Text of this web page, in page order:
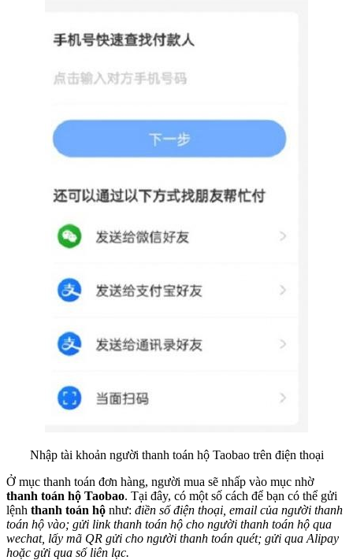
Nhập tài khoản người thanh toán hộ Taobao trên điện thoại
Ở mục thanh toán đơn hàng, người mua sẽ nhấp vào mục nhờ
thanh toán hộ Taobao. Tại đây, có một số cách để bạn có thể gửi
lệnh thanh toán hộ như: điền số điện thoại, email của người thanh
toán hộ vào; gửi link thanh toán hộ cho người thanh toán hộ qua
wechat, lấy mã QR gửi cho người thanh toán quét; gửi qua Alipay
hoặc gửi qua số liên lạc.